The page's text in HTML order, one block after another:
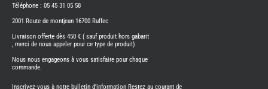
ITINEO
CAMPING-
OCCASION
CARADO
Téléphone : 05 45 31 05 58
2001 Route de montjean 16700 Ruffec
Livraison offerte dès 450 € ( sauf produit hors gabarit
, merci de nous appeler pour ce type de produit)
Nous nous engageons à vous satisfaire pour chaque
commande.
Inscrivez-vous à notre bulletin d'information Restez au courant de